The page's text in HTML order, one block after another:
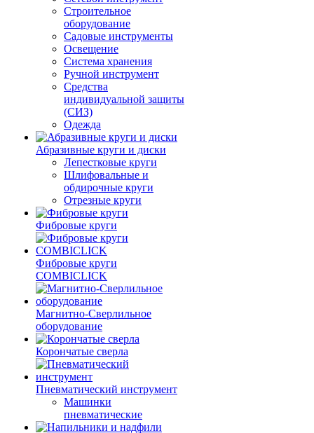
Строительное
оборудование
Садовые инструменты
Освещение
Система хранения
Ручной инструмент
Средства
индивидуальной защиты
(СИЗ)
Одежда
Абразивные круги и диски
Лепестковые круги
Шлифовальные и
обдирочные круги
Отрезные круги
Фибровые круги
Фибровые круги
COMBICLICK
Магнитно-Сверлильное
оборудование
Корончатые сверла
Пневматический инструмент
Машинки
пневматические